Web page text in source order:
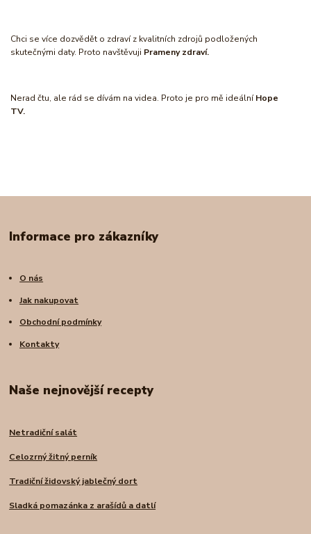
Chci se více dozvědět o zdraví z kvalitních zdrojů podložených
skutečnými daty. Proto navštěvuji Prameny zdraví.
Nerad čtu, ale rád se dívám na videa. Proto je pro mě ideálníHope
TV.
Informace pro zákazníky
O nás
Jak nakupovat
Obchodní podmínky
Kontakty
Naše nejnovější recepty
Netradiční salát
Celozrný žitný perník
Tradiční židovský jablečný dort
Sladká pomazánka z arašídů a datlí